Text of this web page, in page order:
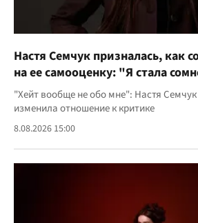
Настя Семчук призналась, как
на ее самооценку: "Я стала
"Хейт вообще не обо мне": Настя
изменила отношение к критике
8.08.2026 15:00